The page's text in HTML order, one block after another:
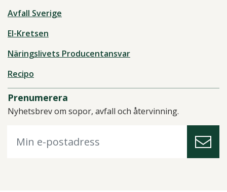
Avfall Sverige
El-Kretsen
Näringslivets Producentansvar
Recipo
Prenumerera
Nyhetsbrev om sopor, avfall och återvinning.